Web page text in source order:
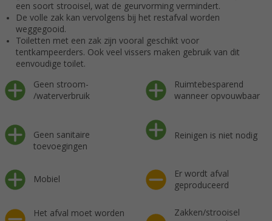
een soort strooisel, wat de geurvorming vermindert.
De volle zak kan vervolgens bij het restafval worden
weggegooid.
Toiletten met een zak zijn vooral geschikt voor
tentkampeerders. Ook veel vissers maken gebruik van dit
eenvoudige toilet.
Geen stroom-
/waterverbruik
Ruimtebesparend
wanneer opvouwbaar
Geen sanitaire
toevoegingen
Reinigen is niet nodig
Mobiel
Er wordt afval
geproduceerd
Het afval moet worden
Zakken/strooisel